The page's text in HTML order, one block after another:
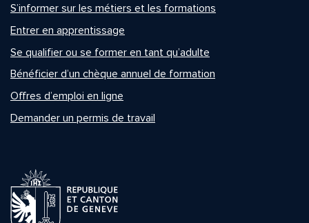
S’informer sur les métiers et les formations
Entrer en apprentissage
Se qualifier ou se former en tant qu’adulte
Bénéficier d’un chèque annuel de formation
Offres d’emploi en ligne
Demander un permis de travail